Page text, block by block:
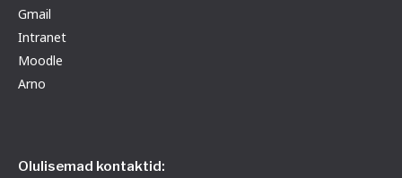
Gmail
Intranet
Moodle
Arno
Olulisemad kontaktid: